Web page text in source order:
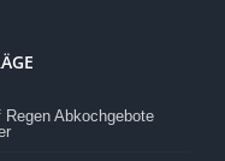
Abkochgebote